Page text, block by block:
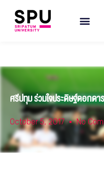
ศรีปทุม ร่วมใจประดิษฐ์ดอกด
October 5, 2017 No